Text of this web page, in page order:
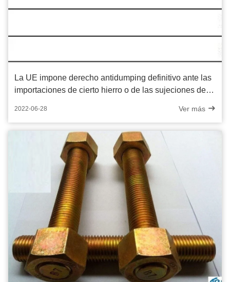
La UE impone derecho antidumping definitivo ante las
importaciones de cierto hierro o de las sujeciones de
2022-06-28 Ver más